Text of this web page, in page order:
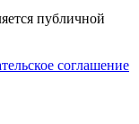
публичной
соглашение